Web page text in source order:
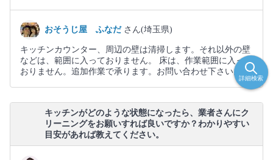
おそうじ屋 ふなだ さん(埼玉県)
キッチンカウンター、周辺の壁は清掃します。それ以外の壁
などは、範囲に入っておりません。 床は、作業範囲に入って
おりません。追加作業で承ります。お問い合わせ下さい。
キッチンがどのような状態になったら、業者さんにク
リーニングをお願いすれば良いですか？わかりやすい
目安があれば教えてください。
詳細検索